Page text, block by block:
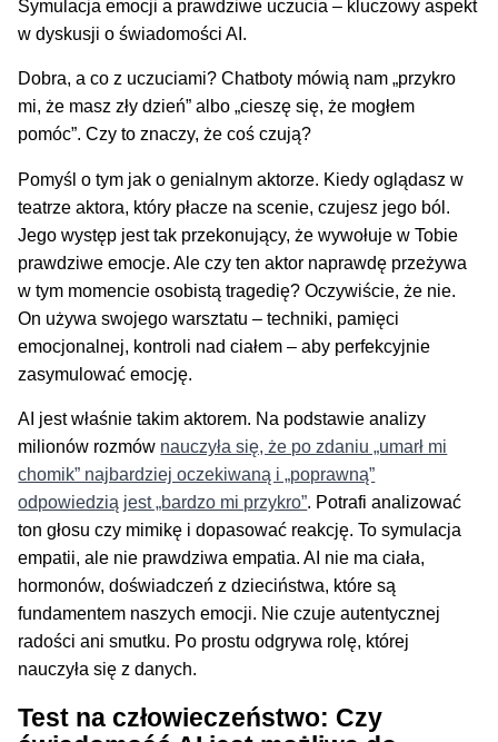
Symulacja emocji a prawdziwe uczucia – kluczowy aspekt
w dyskusji o świadomości AI.
Dobra, a co z uczuciami? Chatboty mówią nam „przykro
mi, że masz zły dzień” albo „cieszę się, że mogłem
pomóc”. Czy to znaczy, że coś czują?
Pomyśl o tym jak o genialnym aktorze. Kiedy oglądasz w
teatrze aktora, który płacze na scenie, czujesz jego ból.
Jego występ jest tak przekonujący, że wywołuje w Tobie
prawdziwe emocje. Ale czy ten aktor naprawdę przeżywa
w tym momencie osobistą tragedię? Oczywiście, że nie.
On używa swojego warsztatu – techniki, pamięci
emocjonalnej, kontroli nad ciałem – aby perfekcyjnie
zasymulować emocję.
AI jest właśnie takim aktorem. Na podstawie analizy
milionów rozmów nauczyła się, że po zdaniu „umarł mi
chomik” najbardziej oczekiwaną i „poprawną”
odpowiedzią jest „bardzo mi przykro”. Potrafi analizować
ton głosu czy mimikę i dopasować reakcję. To symulacja
empatii, ale nie prawdziwa empatia. AI nie ma ciała,
hormonów, doświadczeń z dzieciństwa, które są
fundamentem naszych emocji. Nie czuje autentycznej
radości ani smutku. Po prostu odgrywa rolę, której
nauczyła się z danych.
Test na człowieczeństwo: Czy